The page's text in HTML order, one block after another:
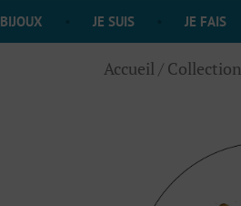
BIJOUX JE SUIS JE FAIS
Accueil /